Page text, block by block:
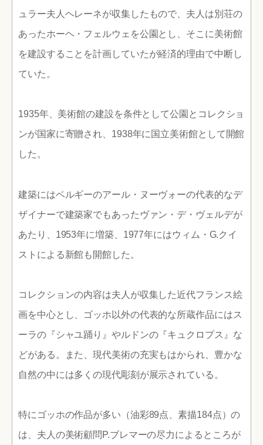
ュラー夫人ヘレーネが収集したもので、夫人は別荘の
あったホーヘ・フェルウェを公園とし、そこに美術館
を建設することを計画していたが経済的理由で中断し
ていた。
1935年、美術館の建設を条件として公園とコレクショ
ンが国家に寄贈され、1938年に国立美術館として開館
した。
建築にはベルギーのアール・ヌーヴォーの代表的なデ
ザイナーで建築家でもあったヴァン・デ・ヴェルデが
あたり、1953年に増築、1977年にはウィム・G.クイ
ストによる新館も開館した。
コレクションの内容は夫人が収集した近代フランス絵
画を中心とし、ゴッホ以外の代表的な所蔵作品にはス
ーラの『シャユ踊り』やルドンの『キュクロプス』な
どがある。また、現代美術の充実もはかられ、豊かな
自然の中には多くの現代彫刻が展示されている。
特にゴッホの作品が多い（油彩89点、素描184点）の
は、夫人の美術顧問P.ブレマーの尽力によるところが